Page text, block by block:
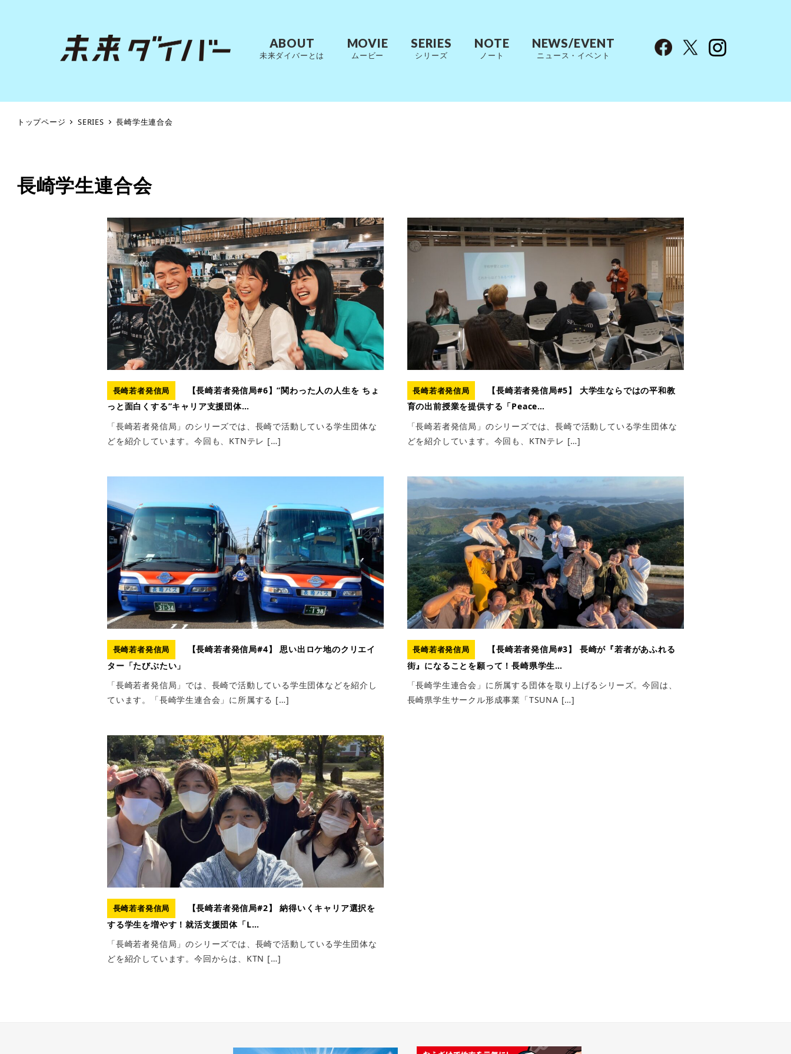
ABOUT
未来ダイバーとは
MOVIE
ムービー
SERIES
シリーズ
NOTE
ノート
NEWS/EVENT
ニュース・イベント
トップページ SERIES 長崎学生連合会
長崎学生連合会
長崎若者発信局
【長崎若者発信局#6】”関わった人の人生を ちょ
っと面白くする”キャリア支援団体…
「長崎若者発信局」のシリーズでは、長崎で活動している学生団体な
どを紹介しています。今回も、KTNテレ […]
長崎若者発信局
【長崎若者発信局#5】 大学生ならではの平和教
育の出前授業を提供する「Peace…
「長崎若者発信局」のシリーズでは、長崎で活動している学生団体な
どを紹介しています。今回も、KTNテレ […]
長崎若者発信局
【長崎若者発信局#4】 思い出ロケ地のクリエイ
ター「たびぶたい」
「長崎若者発信局」では、長崎で活動している学生団体などを紹介し
ています。「長崎学生連合会」に所属する […]
長崎若者発信局
【長崎若者発信局#3】 長崎が『若者があふれる
街』になることを願って！長崎県学生…
「長崎学生連合会」に所属する団体を取り上げるシリーズ。今回は、
長崎県学生サークル形成事業「TSUNA […]
長崎若者発信局
【長崎若者発信局#2】 納得いくキャリア選択を
する学生を増やす！就活支援団体「L…
「長崎若者発信局」のシリーズでは、長崎で活動している学生団体な
どを紹介しています。今回からは、KTN […]